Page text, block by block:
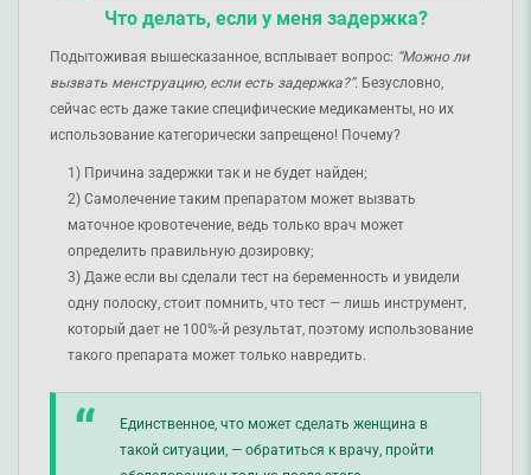
Что делать, если у меня задержка?
Подытоживая вышесказанное, всплывает вопрос: “Можно ли
вызвать менструацию, если есть задержка?”. Безусловно,
сейчас есть даже такие специфические медикаменты, но их
использование категорически запрещено! Почему?
Причина задержки так и не будет найден;
Самолечение таким препаратом может вызвать
маточное кровотечение, ведь только врач может
определить правильную дозировку;
Даже если вы сделали тест на беременность и увидели
одну полоску, стоит помнить, что тест — лишь инструмент,
который дает не 100%-й результат, поэтому использование
такого препарата может только навредить.
Единственное, что может сделать женщина в
такой ситуации, — обратиться к врачу, пройти